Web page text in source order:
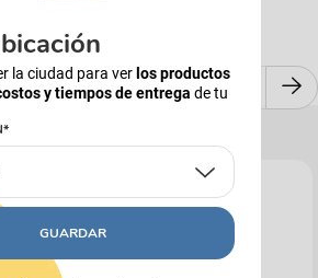
la ciudad para ver los productos
y tiempos de entrega de tu
GUARDAR